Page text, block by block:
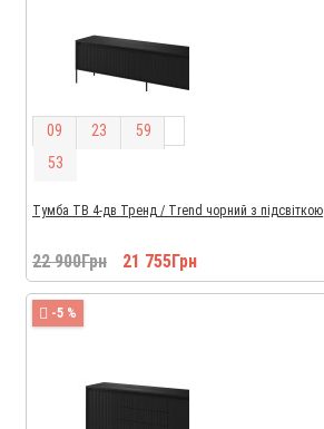
09 23 59
52
Тумба ТВ 4-дв Тренд / Trend чорний з підсвіткою
22 900Грн 21 755Грн
-5 %